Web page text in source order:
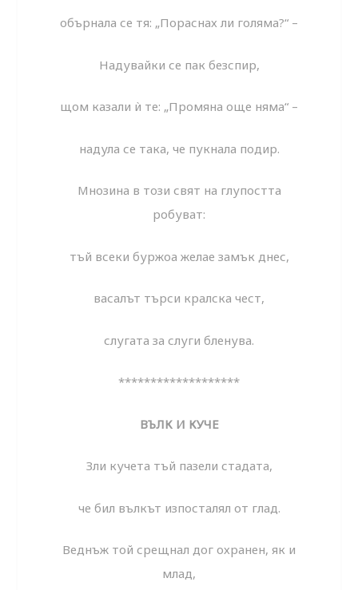
обърнала се тя: „Пораснах ли голяма?“ –
Надувайки се пак безспир,
щом казали ѝ те: „Промяна още няма“ –
надула се така, че пукнала подир.
Мнозина в този свят на глупостта
робуват:
тъй всеки буржоа желае замък днес,
васалът търси кралска чест,
слугата за слуги бленува.
*******************
ВЪЛК И КУЧЕ
Зли кучета тъй пазели стадата,
че бил вълкът изпосталял от глад.
Веднъж той срещнал дог охранен, як и
млад,